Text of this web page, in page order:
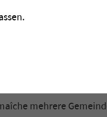
an Wassermangel.
Quellen mit
umso
mehrere